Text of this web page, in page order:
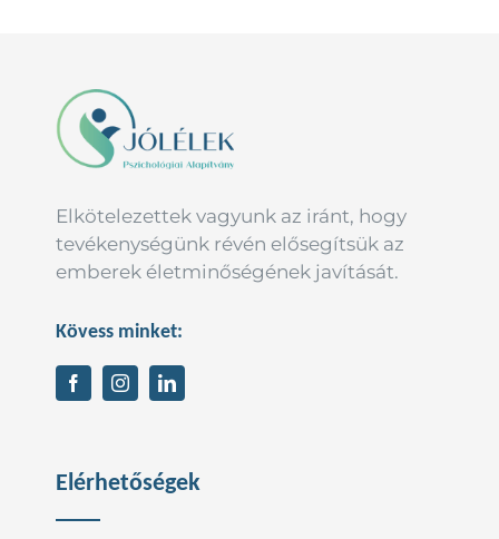
Elkötelezettek vagyunk az iránt, hogy
tevékenységünk révén elősegítsük az
emberek életminőségének javítását.
Kövess minket:
Elérhetőségek